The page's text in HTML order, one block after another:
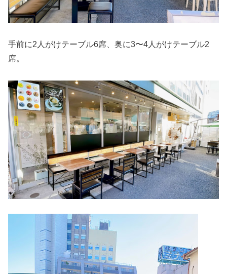
手前に2人がけテーブル6席、奥に3〜4人がけテーブル2
席。